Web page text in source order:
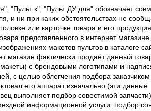
"Пульт к", "Пульт ДУ для" обозначает
и ни при каких обстоятельствах не
или карточке товара и его
представленного в интернет магазине
макетов пультов в каталоге
магазин фактически продаёт данный
с брендовыми логотипами и
с целью облегчения подбора заказчиком
его аппарат изначально (эти данные
выполняет подбор совестимой запчасти).
информационной услуги: подбор